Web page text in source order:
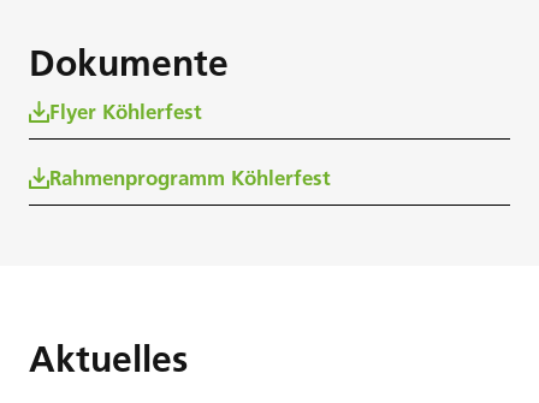
Dokumente
Flyer Köhlerfest
Rahmenprogramm Köhlerfest
Aktuelles